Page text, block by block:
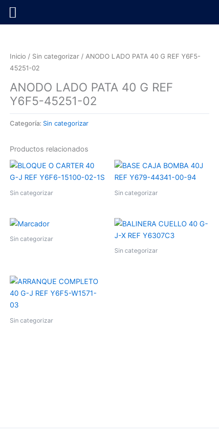
Inicio / Sin categorizar / ANODO LADO PATA 40 G REF Y6F5-
45251-02
ANODO LADO PATA 40 G REF
Y6F5-45251-02
Categoría: Sin categorizar
Productos relacionados
Sin categorizar Sin categorizar
Sin categorizar
Sin categorizar
Sin categorizar